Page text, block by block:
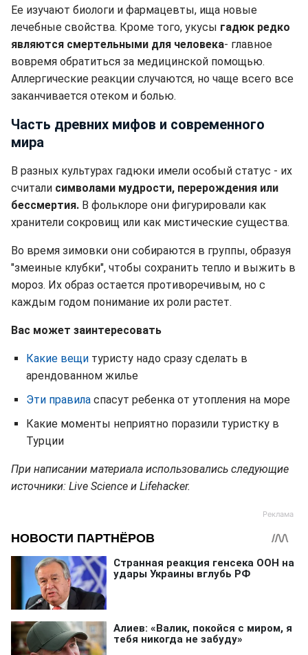
Ее изучают биологи и фармацевты, ища новые
лечебные свойства. Кроме того, укусы гадюк редко
являются смертельными для человека- главное
вовремя обратиться за медицинской помощью.
Аллергические реакции случаются, но чаще всего все
заканчивается отеком и болью.
Часть древних мифов и современного
мира
В разных культурах гадюки имели особый статус - их
считали символами мудрости, перерождения или
бессмертия. В фольклоре они фигурировали как
хранители сокровищ или как мистические существа.
Во время зимовки они собираются в группы, образуя
"змеиные клубки", чтобы сохранить тепло и выжить в
мороз. Их образ остается противоречивым, но с
каждым годом понимание их роли растет.
Вас может заинтересовать
Какие вещи туристу надо сразу сделать в
арендованном жилье
Эти правила спасут ребенка от утопления на море
Какие моменты неприятно поразили туристку в
Турции
При написании материала использовались следующие
источники: Live Science и Lifehacker.